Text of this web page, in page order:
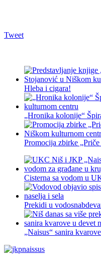
Tweet
Hleba i cigara!
„Hronika kolonije“
Promocija zbirke
Cisterna sa vodom u
Prekidi u
„Naisus“ sanira